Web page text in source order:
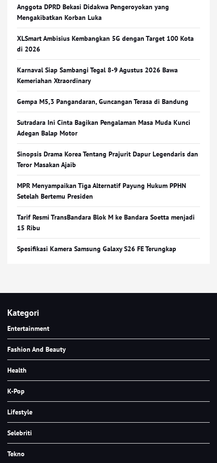
Anggota DPRD Bekasi Didakwa Pengeroyokan yang
Mengakibatkan Korban Luka
XLSmart Ambisius Kembangkan 5G dengan Target 100 Kota
di 2026
Karnaval Siap Sambangi Tegal 8-9 Agustus 2026 Bawa
Kemeriahan Xtraordinary
Gempa M5,3 Pangandaran, Guncangan Terasa di Bandung
Sutradara Ini Cinta Bagikan Pengalaman Masa Muda Kunci
Adegan Balap Motor
Sinopsis Drama Korea Tentang Prajurit Dapur Legendaris dan
Teror Masakan Ajaib
MPR Menyampaikan Tiga Alternatif Payung Hukum PPHN
Setelah Bertemu Presiden
Tarif Resmi TransBandara Blok M ke Bandara Soetta menjadi
15 Ribu
Spesifikasi Kamera Samsung Galaxy S26 FE Terungkap
Kategori
Entertainment
Fashion And Beauty
Health
K-Pop
Lifestyle
Selebriti
Tekno